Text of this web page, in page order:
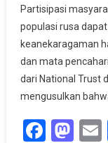
Partisipasi
populasi rusa
keanekaragaman
dan mata
dari National Trust
mengusulkan